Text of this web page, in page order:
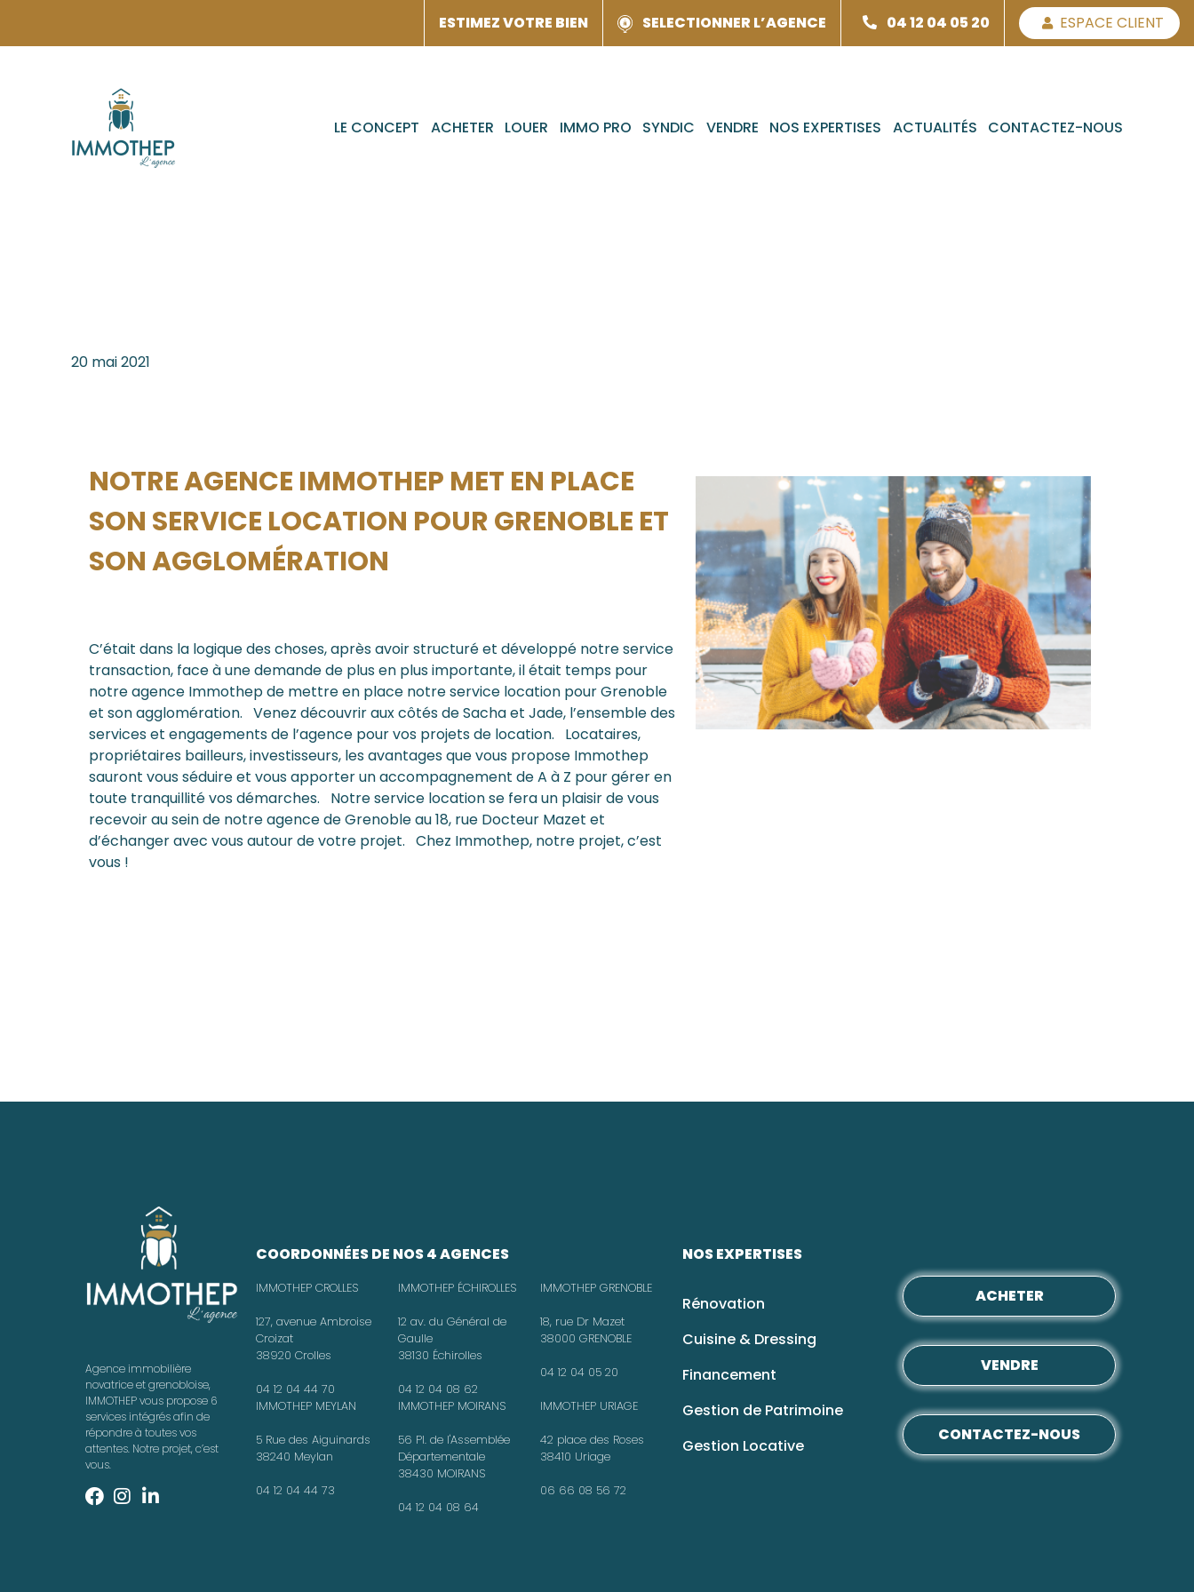
ESTIMEZ VOTRE BIEN SELECTIONNER L’AGENCE 04 12 04 05 20 ESPACE CLIENT
LE CONCEPT ACHETER LOUER IMMO PRO SYNDIC VENDRE NOS EXPERTISES ACTUALITÉS CONTACTEZ-NOUS
20 mai 2021
NOTRE AGENCE IMMOTHEP MET EN PLACE
SON SERVICE LOCATION POUR GRENOBLE ET
SON AGGLOMÉRATION
C’était dans la logique des choses, après avoir structuré et développé notre service
transaction, face à une demande de plus en plus importante, il était temps pour
notre agence Immothep de mettre en place notre service location pour Grenoble
et son agglomération. Venez découvrir aux côtés de Sacha et Jade, l’ensemble des
services et engagements de l’agence pour vos projets de location. Locataires,
propriétaires bailleurs, investisseurs, les avantages que vous propose Immothep
sauront vous séduire et vous apporter un accompagnement de A à Z pour gérer en
toute tranquillité vos démarches. Notre service location se fera un plaisir de vous
recevoir au sein de notre agence de Grenoble au 18, rue Docteur Mazet et
d’échanger avec vous autour de votre projet. Chez Immothep, notre projet, c’est
vous !
Agence immobilière
novatrice et grenobloise,
IMMOTHEP vous propose 6
services intégrés afin de
répondre à toutes vos
attentes. Notre projet, c’est
vous.
COORDONNÉES DE NOS 4 AGENCES
IMMOTHEP CROLLES
127, avenue Ambroise
Croizat
38920 Crolles
04 12 04 44 70
IMMOTHEP ÉCHIROLLES
12 av. du Général de
Gaulle
38130 Échirolles
04 12 04 08 62
IMMOTHEP GRENOBLE
18, rue Dr Mazet
38000 GRENOBLE
04 12 04 05 20
IMMOTHEP MEYLAN
5 Rue des Aiguinards
38240 Meylan
04 12 04 44 73
IMMOTHEP MOIRANS
56 Pl. de l'Assemblée
Départementale
38430 MOIRANS
04 12 04 08 64
IMMOTHEP URIAGE
42 place des Roses
38410 Uriage
06 66 08 56 72
NOS EXPERTISES
Rénovation
Cuisine & Dressing
Financement
Gestion de Patrimoine
Gestion Locative
ACHETER
VENDRE
CONTACTEZ-NOUS